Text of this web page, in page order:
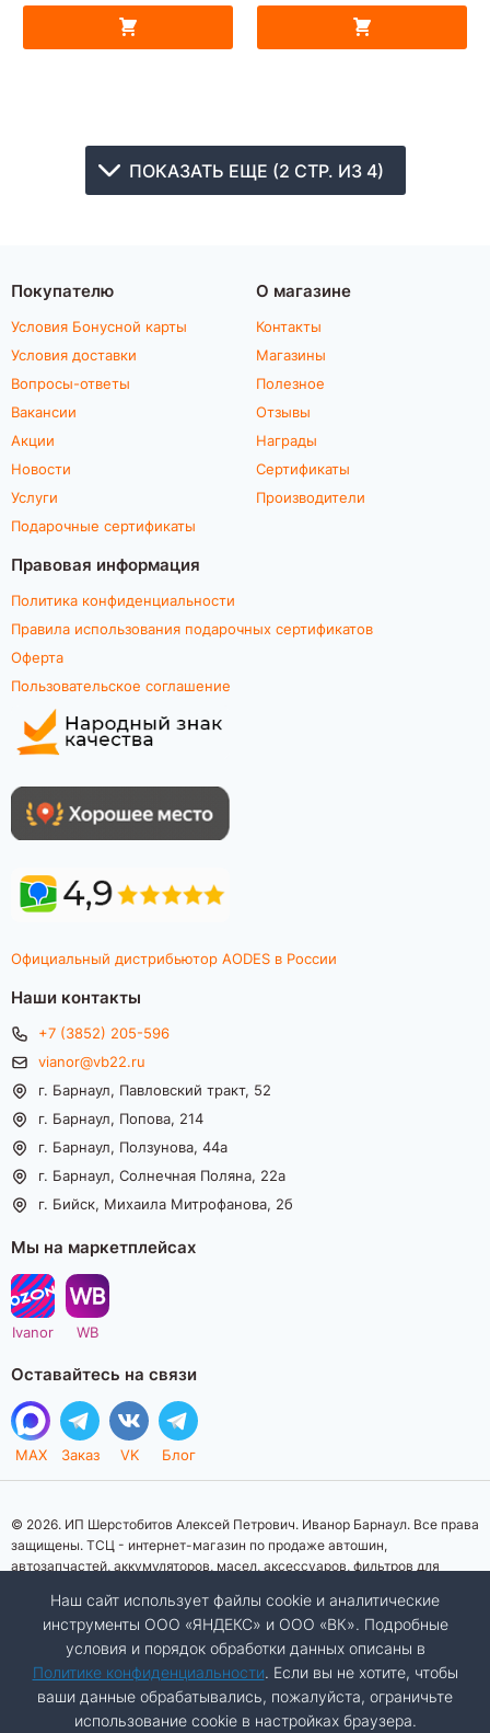
ПОКАЗАТЬ ЕЩЕ (2 СТР. ИЗ 4)
Покупателю
Условия Бонусной карты
Условия доставки
Вопросы-ответы
Вакансии
Акции
Новости
Услуги
Подарочные сертификаты
О магазине
Контакты
Магазины
Полезное
Отзывы
Награды
Сертификаты
Производители
Правовая информация
Политика конфиденциальности
Правила использования подарочных сертификатов
Оферта
Пользовательское соглашение
Официальный дистрибьютор AODES в России
Наши контакты
+7 (3852) 205-596
vianor@vb22.ru
г. Барнаул, Павловский тракт, 52
г. Барнаул, Попова, 214
г. Барнаул, Ползунова, 44а
г. Барнаул, Солнечная Поляна, 22а
г. Бийск, Михаила Митрофанова, 2б
Мы на маркетплейсах
Ivanor WB
Оставайтесь на связи
MAX Заказ VK Блог
© 2026. ИП Шерстобитов Алексей Петрович. Иванор Барнаул. Все права
защищены. ТСЦ - интернет-магазин по продаже автошин,
автозапчастей, аккумуляторов, масел, аксессуаров, фильтров для
информационный характер. Представленная информация о товарах, их
стоимости, характеристик, фото, наличия на складе ни при каких
условиях не является публичной офертой, определяемой положениями
Статьи 437 (2) Гражданского кодекса Российской Федерации.
Изображения товаров на фотографиях, представленных на сайте, могут
отличаться от оригиналов. Копирование материалов сайта запрещено.
Наш сайт использует файлы cookie и аналитические
инструменты ООО «ЯНДЕКС» и ООО «ВК». Подробные
условия и порядок обработки данных описаны в
Политике конфиденциальности. Если вы не хотите, чтобы
ваши данные обрабатывались, пожалуйста, ограничьте
использование cookie в настройках браузера.